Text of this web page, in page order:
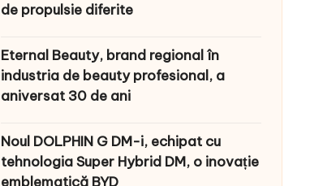
de propulsie diferite
Eternal Beauty, brand regional în
industria de beauty profesional, a
aniversat 30 de ani
Noul DOLPHIN G DM-i, echipat cu
tehnologia Super Hybrid DM, o inovație
emblematică BYD